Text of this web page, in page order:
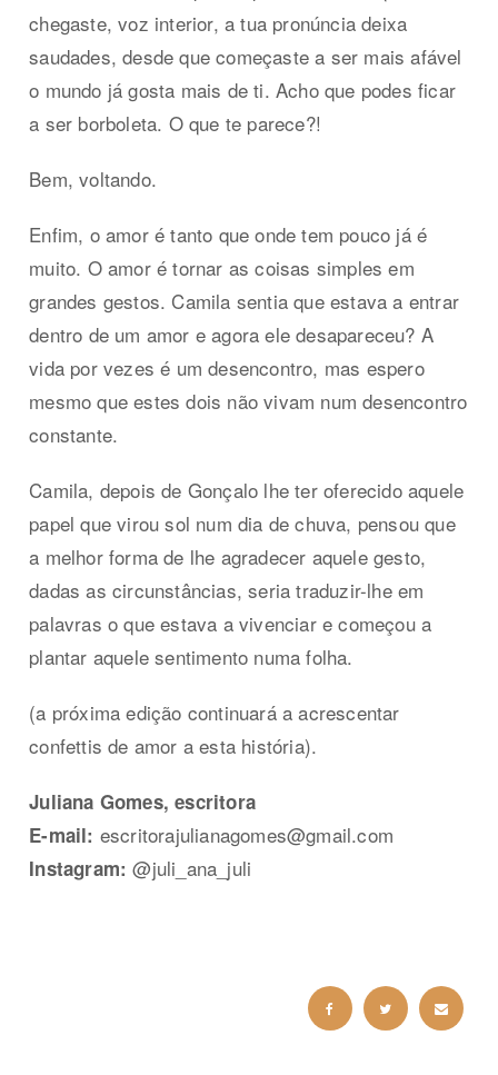
chegaste, voz interior, a tua pronúncia deixa
saudades, desde que começaste a ser mais afável
o mundo já gosta mais de ti. Acho que podes ficar
a ser borboleta. O que te parece?!
Bem, voltando.
Enfim, o amor é tanto que onde tem pouco já é
muito. O amor é tornar as coisas simples em
grandes gestos. Camila sentia que estava a entrar
dentro de um amor e agora ele desapareceu? A
vida por vezes é um desencontro, mas espero
mesmo que estes dois não vivam num desencontro
constante.
Camila, depois de Gonçalo lhe ter oferecido aquele
papel que virou sol num dia de chuva, pensou que
a melhor forma de lhe agradecer aquele gesto,
dadas as circunstâncias, seria traduzir-lhe em
palavras o que estava a vivenciar e começou a
plantar aquele sentimento numa folha.
(a próxima edição continuará a acrescentar
confettis de amor a esta história).
Juliana Gomes, escritora
E-mail: escritorajulianagomes@gmail.com
Instagram: @juli_ana_juli